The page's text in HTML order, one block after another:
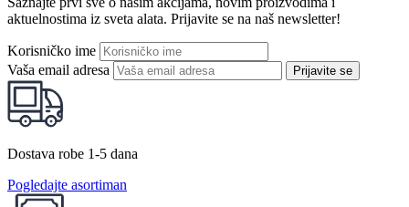
aktuelnostima iz sveta alata. Prijavite se na naš newsletter!
Korisničko ime
Vaša email adresa
Prijavite se
Dostava robe 1-5 dana
Pogledajte asortiman